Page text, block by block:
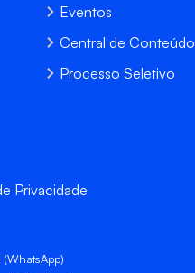
Eventos
Central de Conteúdo
Processo Seletivo
Privacidade